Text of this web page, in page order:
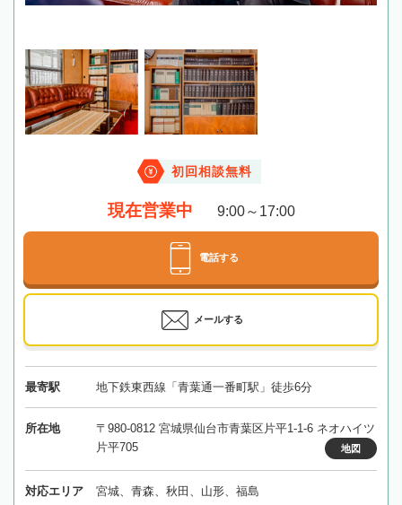
初回相談無料
現在営業中 9:00～17:00
電話する
メールする
最寄駅 地下鉄東西線「青葉通一番町駅」徒歩6分
所在地
〒980-0812 宮城県仙台市青葉区片平1-1-6 ネオハイツ
片平705
地図
対応エリア 宮城、青森、秋田、山形、福島